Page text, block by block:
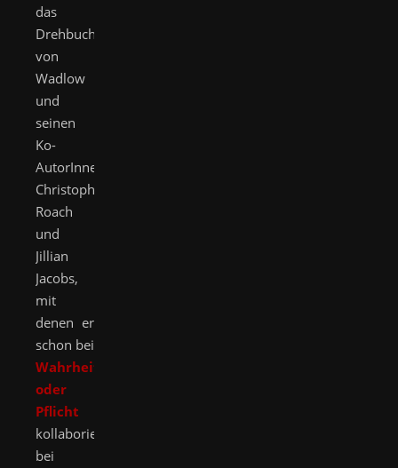
das
Drehbuch
von
Wadlow
und
seinen
Ko-
AutorInnen
Christopher
Roach
und
Jillian
Jacobs,
mit
denen er
schon bei
Wahrheit
oder
Pflicht
kollaborierte,
bei